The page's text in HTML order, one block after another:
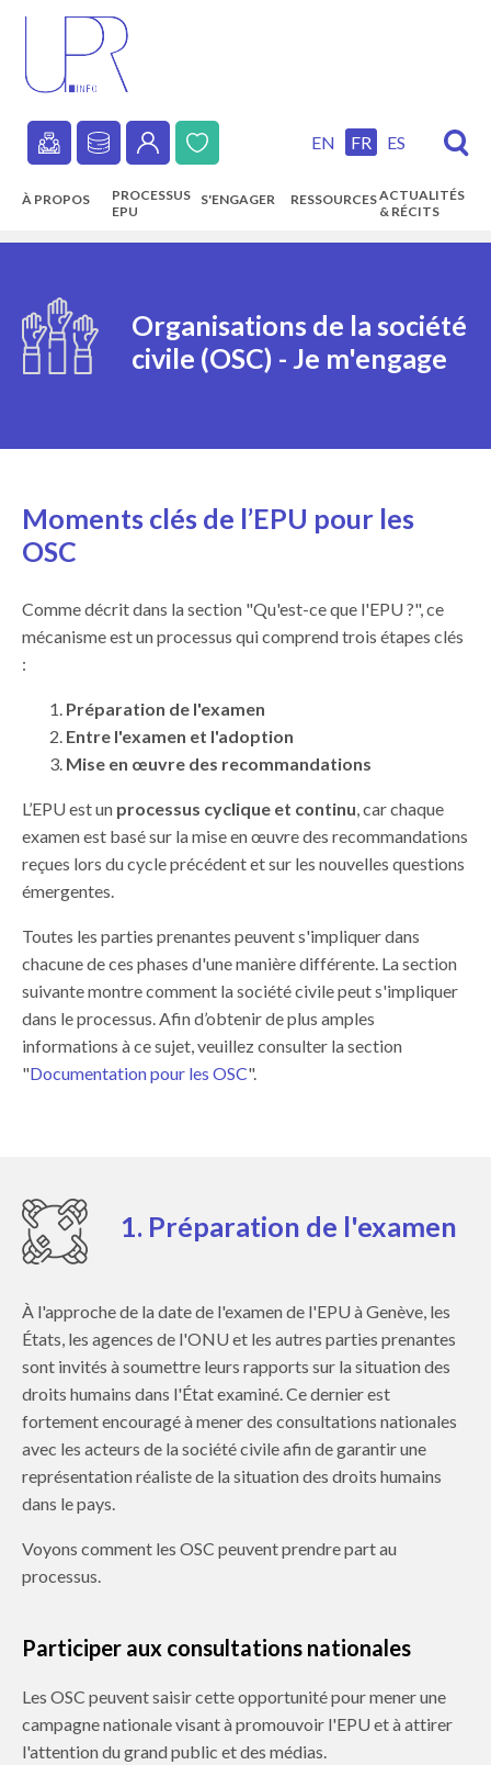
content
Secondary
navigation
EN FR ES
Main
À PROPOS
PROCESSUS
EPU
S'ENGAGER RESSOURCESACTUALITÉS
& RÉCITS
Organisations de la société
civile (OSC) - Je m'engage
Moments clés de l’EPU pour les
OSC
Comme décrit dans la section "Qu'est-ce que l'EPU ?", ce
mécanisme est un processus qui comprend trois étapes clés
:
Préparation de l'examen
Entre l'examen et l'adoption
Mise en œuvre des recommandations
L’EPU est un processus cyclique et continu, car chaque
examen est basé sur la mise en œuvre des recommandations
reçues lors du cycle précédentet sur les nouvelles questions
émergentes.
Toutes les parties prenantes peuvent s'impliquer dans
chacune de ces phases d'une manière différente. La section
suivante montre comment la société civile peut s'impliquer
dans le processus. Afin d’obtenir de plus amples
informations à ce sujet, veuillez consulter la section
"Documentation pour les OSC".
1. Préparation de l'examen
À l'approche de la date de l'examen de l'EPU à Genève, les
États, les agences de l'ONU et les autres parties prenantes
sont invités à soumettre leurs rapports sur la situation des
droits humains dans l'État examiné. Ce dernier est
fortement encouragé à mener des consultations nationales
avec les acteurs de la société civile afin de garantir une
représentation réaliste de la situation des droits humains
dans le pays.
Voyons comment les OSC peuventprendre part au
processus.
Participer aux consultations nationales
Les OSC peuvent saisir cette opportunité pour mener une
campagne nationale visant à promouvoir l'EPU et à attirer
l'attention du grand public et des médias.